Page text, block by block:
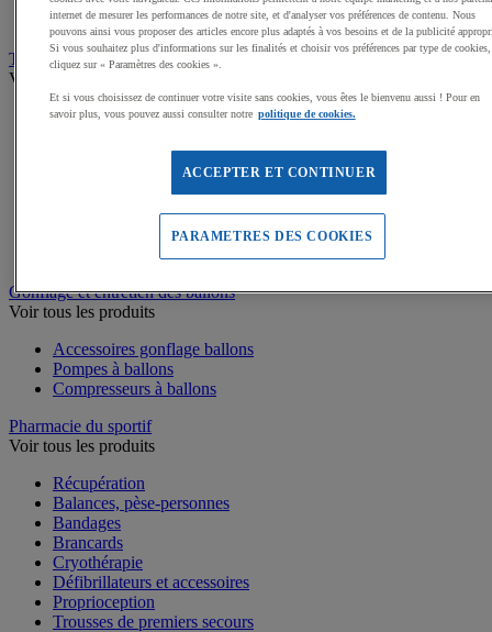
Podiums de sport
Transport et Rangement
Voir tous les produits
Chariots de manutention
Coffres et malles de rangement
Bacs de rangement
Armoires de rangement
Rangement Sportif
Gonflage et entretien des ballons
Voir tous les produits
Accessoires gonflage ballons
Pompes à ballons
Compresseurs à ballons
Pharmacie du sportif
Voir tous les produits
Récupération
Balances, pèse-personnes
Bandages
Brancards
Cryothérapie
Défibrillateurs et accessoires
Proprioception
Trousses de premiers secours
internet de mesurer les performances de notre site, et d'analyser vos préférences de contenu. Nous
pouvons ainsi vous proposer des articles encore plus adaptés à vos besoins et de la publicité
Si vous souhaitez plus d'informations sur les finalités et choisir vos préférences par type de cookies,
cliquez sur « Paramètres des cookies ».
Et si vous choisissez de continuer votre visite sans cookies, vous êtes le bienvenu aussi ! Pour en
savoir plus, vous pouvez aussi consulter notre politique de cookies.
ACCEPTER ET CONTINUER
PARAMETRES DES COOKIES